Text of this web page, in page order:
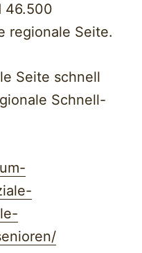
46.500
regionale Seite.
Seite schnell
Schnell-